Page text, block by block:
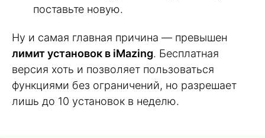
поставьте новую.
Ну и самая главная причина — превышен
лимит установок в iMazing. Бесплатная
версия хоть и позволяет пользоваться
функциями без ограничений, но разрешает
лишь до 10 установок в неделю.